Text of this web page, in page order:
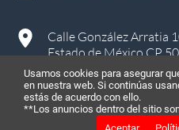
Calle González Arratia
Estado de México CP
Usamos cookies para asegurar
en nuestra web. Si continúas
estás de acuerdo con ello.
**Los anuncios dentro del sitio
Aceptar